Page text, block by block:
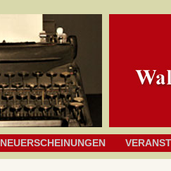
NEUERSCHEINUNGEN